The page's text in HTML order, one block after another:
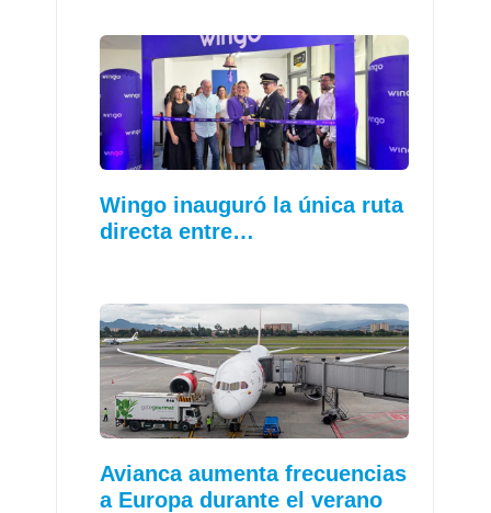
Wingo inauguró la única ruta
directa entre…
Avianca aumenta frecuencias
a Europa durante el verano